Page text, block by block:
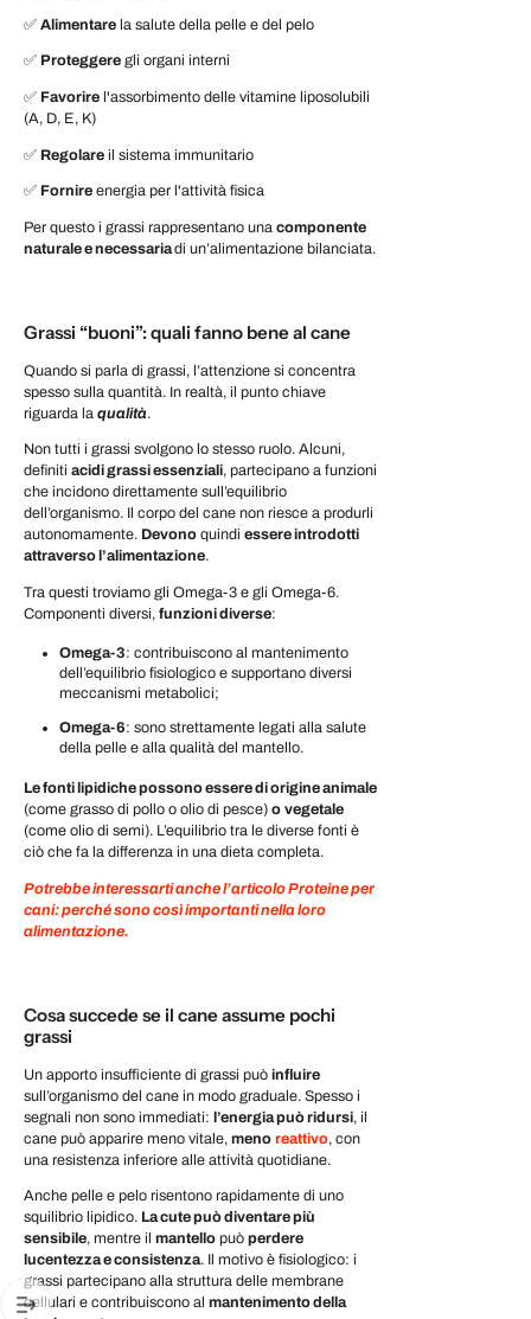
✅ Alimentare la salute della pelle e del pelo
✅ Proteggere gli organi interni
✅ Favorire l'assorbimento delle vitamine liposolubili
(A, D, E, K)
✅ Regolare il sistema immunitario
✅ Fornire energia per l'attività fisica
Per questo i grassi rappresentano una componente
naturale e necessariadi un’alimentazione bilanciata.
Grassi “buoni”: quali fanno bene al cane
Quando si parla di grassi, l’attenzione si concentra
spesso sulla quantità. In realtà, il punto chiave
riguarda la qualità.
Non tutti i grassi svolgono lo stesso ruolo. Alcuni,
definiti acidi grassi essenziali, partecipano a funzioni
che incidono direttamente sull’equilibrio
dell’organismo. Il corpo del cane non riesce a produrli
autonomamente. Devono quindi essere introdotti
attraverso l’alimentazione.
Tra questi troviamo gli Omega-3 e gli Omega-6.
Componenti diversi, funzioni diverse:
Omega-3: contribuiscono al mantenimento
dell’equilibrio fisiologico e supportano diversi
meccanismi metabolici;
Omega-6: sono strettamente legati alla salute
della pelle e alla qualità del mantello.
Le fonti lipidiche possono essere di origine animale
(come grasso di pollo o olio di pesce) o vegetale
(come olio di semi). L’equilibrio tra le diverse fonti è
ciò che fa la differenza in una dieta completa.
Potrebbe interessarti anche l’articolo Proteine per
cani: perché sono così importanti nella loro
alimentazione.
Cosa succede se il cane assume pochi
grassi
Un apporto insufficiente di grassi può influire
sull’organismo del cane in modo graduale. Spesso i
segnali non sono immediati: l’energia può ridursi, il
cane può apparire meno vitale, meno reattivo, con
una resistenza inferiore alle attività quotidiane.
Anche pelle e pelo risentono rapidamente di uno
squilibrio lipidico. La cute può diventare più
sensibile, mentre il mantello può perdere
lucentezza e consistenza. Il motivo è fisiologico: i
grassi partecipano alla struttura delle membrane
cellulari e contribuiscono al mantenimento della